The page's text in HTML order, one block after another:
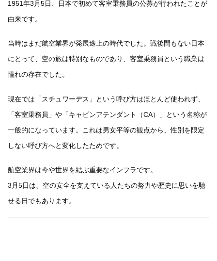
1951年3月5日、日本で初めて客室乗務員の公募が行われたことが
由来です。
当時はまだ航空業界が発展途上の時代でした。戦後間もない日本
にとって、空の旅は特別なものであり、客室乗務員という職業は
憧れの存在でした。
現在では「スチュワーデス」という呼び方はほとんど使われず、
「客室乗務員」や「キャビンアテンダント（CA）」という名称が
一般的になっています。これは男女平等の観点から、性別を限定
しない呼び方へと変化したためです。
航空業界は今や世界を結ぶ重要なインフラです。
3月5日は、空の安全を支えている人たちの努力や歴史に思いを馳
せる日でもあります。